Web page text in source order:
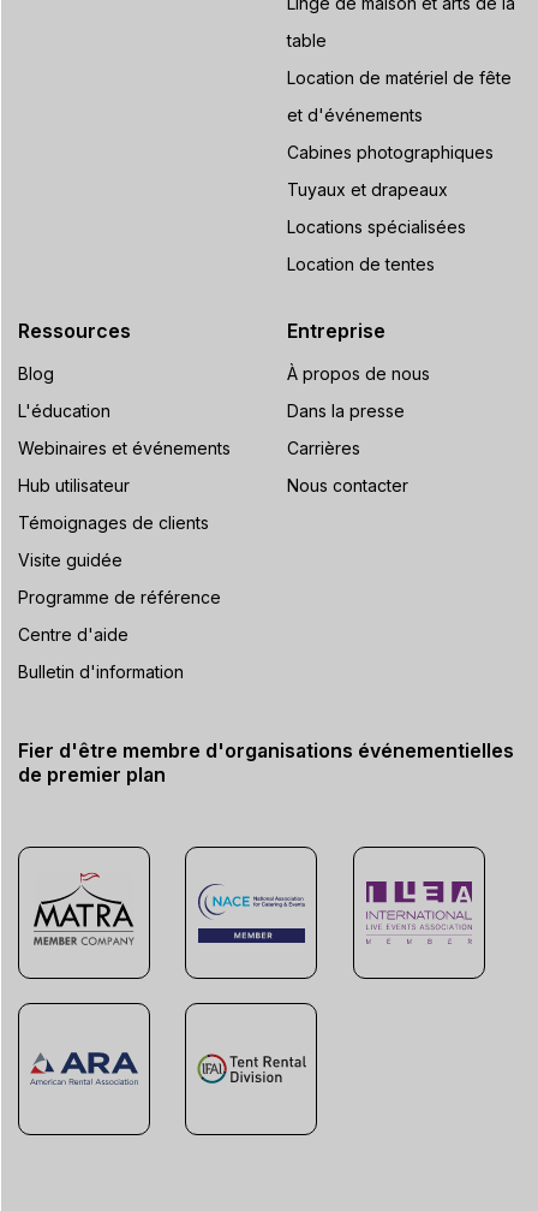
table
Location de matériel de fête
et d'événements
Cabines photographiques
Tuyaux et drapeaux
Locations spécialisées
Location de tentes
Ressources
Blog
L'éducation
Webinaires et événements
Hub utilisateur
Témoignages de clients
Visite guidée
Programme de référence
Centre d'aide
Bulletin d'information
Entreprise
À propos de nous
Dans la presse
Carrières
Nous contacter
Fier d'être membre d'organisations événementielles
de premier plan